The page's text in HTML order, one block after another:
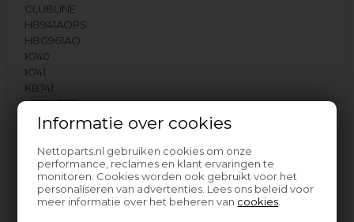
Informatie over cookies
Nettoparts.nl gebruiken cookies om onze
performance, reclames en klant ervaringen te
monitoren. Cookies worden ook gebruikt voor het
personaliseren van advertenties. Lees ons beleid voor
meer informatie over het beheren van cookies
CLUBLINE
HB941AOPS
HBG961AO
K740
K741
KB741
KB741.64B
KB741.65
KB741.73/A
KB741.73/B
KB742
KB744